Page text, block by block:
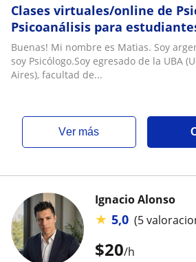
Clases virtuales/online de
Psicoanálisis para
Buenas! Mi nombre es Matias. Soy
soy Psicólogo.Soy egresado de la UBA
Aires), facultad de...
ver más
$20/h
Ignacio Alonso
★ 5,0 (5